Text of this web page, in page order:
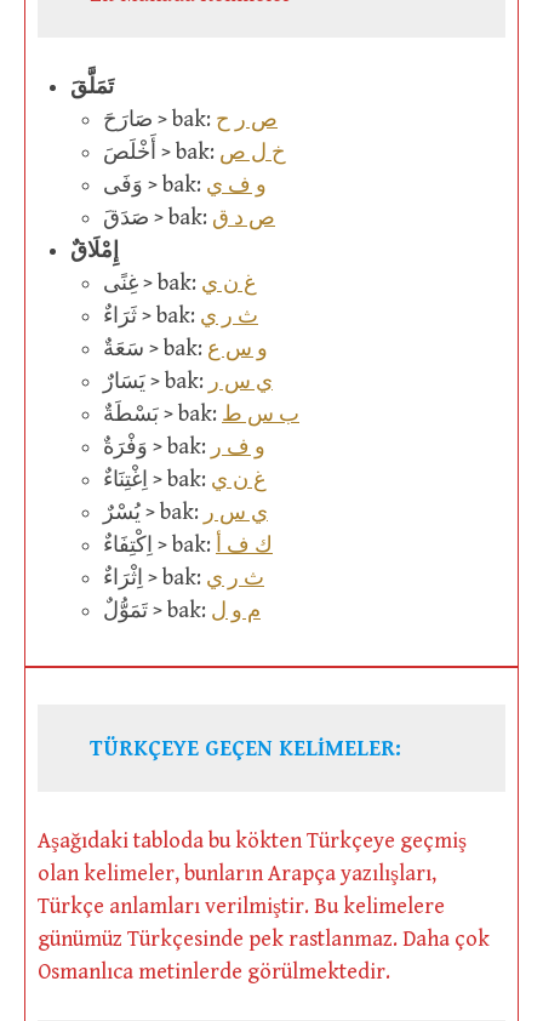
تَمَلَّقَ
صَارَحَ > bak: ص ر ح
أَخْلَصَ > bak: خ ل ص
وَفَى > bak: و ف ي
صَدَقَ > bak: ص د ق
إِمْلَاقٌ
غِنًى > bak: غ ن ي
ثَرَاءٌ > bak: ث ر ي
سَعَةٌ > bak: و س ع
يَسَارٌ > bak: ي س ر
بَسْطَةٌ > bak: ب س ط
وَفْرَةٌ > bak: و ف ر
اِغْتِنَاءٌ > bak: غ ن ي
يُسْرٌ > bak: ي س ر
اِكْتِفَاءٌ > bak:
ك ف أ
اِثْرَاءٌ > bak: ث ر ي
تَمَوُّلٌ > bak: م و ل
TÜRKÇEYE GEÇEN KELİMELER:
Aşağıdaki tabloda bu kökten Türkçeye geçmiş
olan kelimeler, bunların Arapça yazılışları,
Türkçe anlamları verilmiştir. Bu kelimelere
günümüz Türkçesinde pek rastlanmaz. Daha çok
Osmanlıca metinlerde görülmektedir.